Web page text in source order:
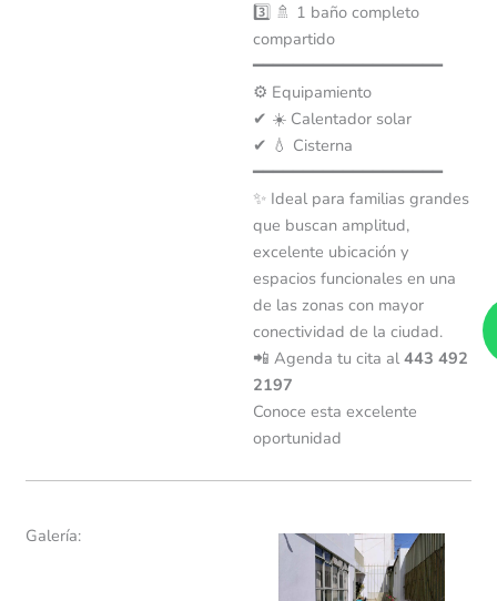
3️⃣ 🚿 1 baño completo
compartido
━━━━━━━━━━━━━━━━━━━
⚙️ Equipamiento
✔ ☀️ Calentador solar
✔ 💧 Cisterna
━━━━━━━━━━━━━━━━━━━
✨ Ideal para familias grandes
que buscan amplitud,
excelente ubicación y
espacios funcionales en una
de las zonas con mayor
conectividad de la ciudad.
📲 Agenda tu cita al 443 492
2197
Conoce esta excelente
oportunidad
Galería: